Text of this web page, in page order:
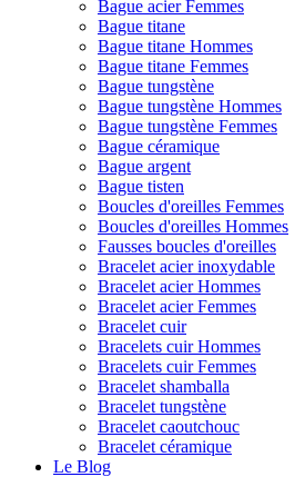
Bague acier Femmes
Bague titane
Bague titane Hommes
Bague titane Femmes
Bague tungstène
Bague tungstène Hommes
Bague tungstène Femmes
Bague céramique
Bague argent
Bague tisten
Boucles d'oreilles Femmes
Boucles d'oreilles Hommes
Fausses boucles d'oreilles
Bracelet acier inoxydable
Bracelet acier Hommes
Bracelet acier Femmes
Bracelet cuir
Bracelets cuir Hommes
Bracelets cuir Femmes
Bracelet shamballa
Bracelet tungstène
Bracelet caoutchouc
Bracelet céramique
Le Blog